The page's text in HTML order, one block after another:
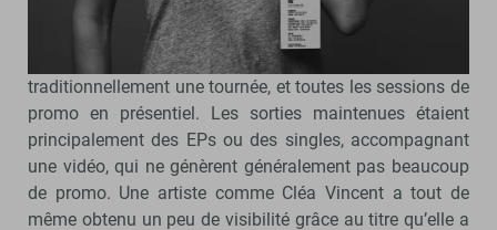
La suspension des concerts a nécessairement
interrompu la promotion d’albums qui soutiennent
traditionnellement une tournée, et toutes les sessions de
promo en présentiel. Les sorties maintenues étaient
principalement des EPs ou des singles, accompagnant
une vidéo, qui ne génèrent généralement pas beaucoup
de promo. Une artiste comme Cléa Vincent a tout de
même obtenu un peu de visibilité grâce au titre qu’elle a